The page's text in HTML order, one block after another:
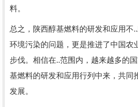
料。
总之，陕西醇基燃料的研发和应用不
环境污染的问题，更是推进了中国农
步伐。相信在..范围内，越来越多的
基燃料的研发和应用行列中来，共同
发展。